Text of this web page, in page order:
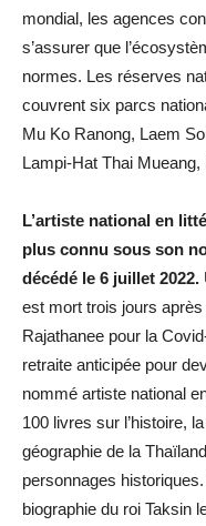
mondial, les agences
s’assurer que
normes. Les réserves
couvrent six parcs
Mu Ko Ranong, Laem
Lampi-Hat Thai Mueang,
L’artiste national en
plus connu sous son
décédé le 6 juillet 2022.
est mort trois jours après
Rajathanee pour la
retraite anticipée pour
nommé artiste national
100 livres sur l’histoire,
géographie de la
personnages
biographie du roi Taksin